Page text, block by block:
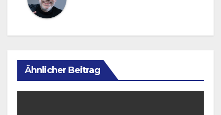
Ähnlicher Beitrag